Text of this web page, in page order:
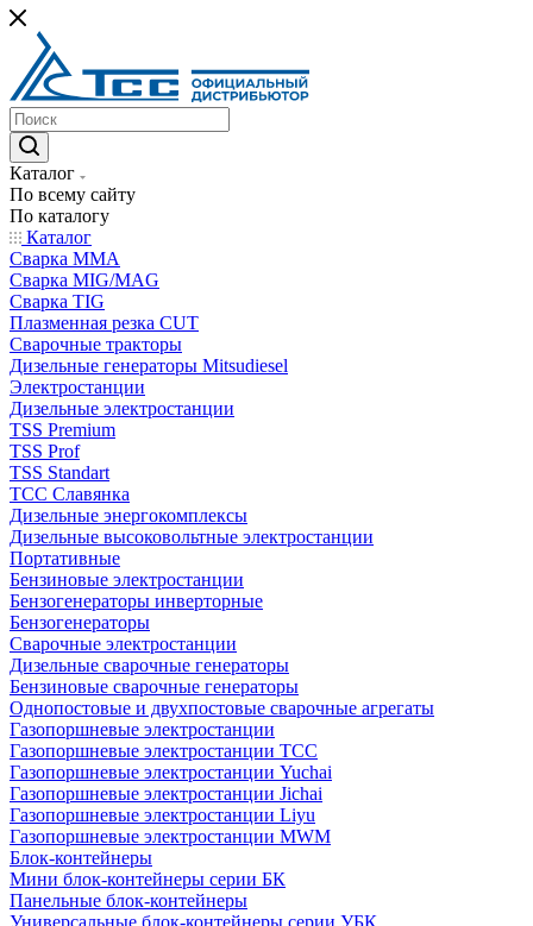
Каталог
По всему сайту
По каталогу
Каталог
Сварка MMA
Сварка MIG/MAG
Сварка TIG
Плазменная резка CUT
Сварочные тракторы
Дизельные генераторы Mitsudiesel
Электростанции
Дизельные электростанции
TSS Premium
TSS Prof
TSS Standart
ТСС Славянка
Дизельные энергокомплексы
Дизельные высоковольтные электростанции
Портативные
Бензиновые электростанции
Бензогенераторы инверторные
Бензогенераторы
Сварочные электростанции
Дизельные сварочные генераторы
Бензиновые сварочные генераторы
Однопостовые и двухпостовые сварочные агрегаты
Газопоршневые электростанции
Газопоршневые электростанции ТСС
Газопоршневые электростанции Yuchai
Газопоршневые электростанции Jichai
Газопоршневые электростанции Liyu
Газопоршневые электростанции MWM
Блок-контейнеры
Мини блок-контейнеры серии БК
Панельные блок-контейнеры
Универсальные блок-контейнеры серии УБК